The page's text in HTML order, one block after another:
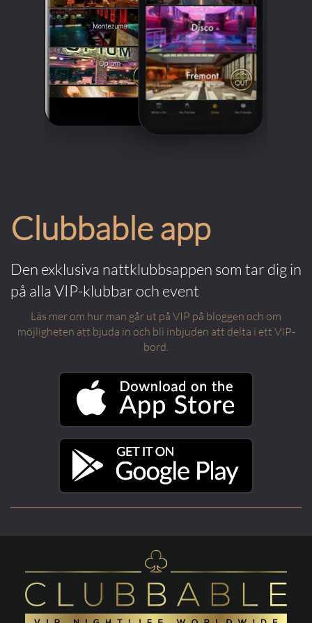
Clubbable app
Den exklusiva nattklubbsappen som tar dig in
på alla VIP-klubbar och event
Läs mer om hur man går ut på VIP på bloggen och om
möjligheten att bjuda in och bli inbjuden att delta i ett VIP-
bord.